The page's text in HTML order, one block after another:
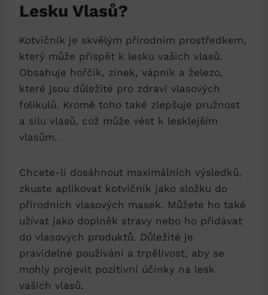
Lesku Vlasů?
Kotvičník je skvělým přírodním prostředkem,
který může přispět k lesku vašich vlasů.
Obsahuje hořčík, zinek, vápník a železo,
které jsou důležité pro zdraví vlasových
folikulů. Kromě toho také zlepšuje pružnost
a sílu vlasů, což může vést k lesklejším
vlasům.
Chcete-li dosáhnout maximálních výsledků,
zkuste aplikovat kotvičník jako složku do
přírodních vlasových masek. Můžete ho také
užívat jako doplněk stravy nebo ho přidávat
do vlasových produktů. Důležité je
pravidelné používání a trpělivost, aby se
mohly projevit pozitivní účinky na lesk
vašich vlasů.